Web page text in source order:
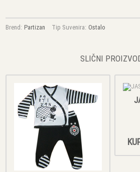
Brend: Partizan Tip Suvenira: Ostalo
SLIČNI